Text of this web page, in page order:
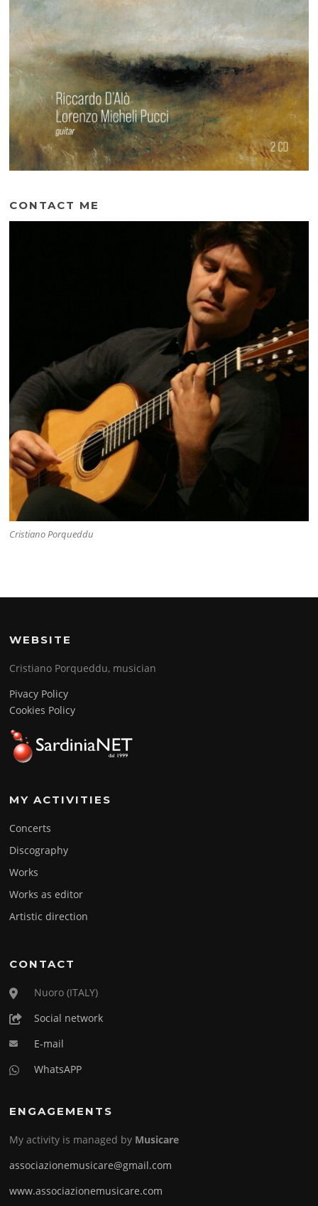
CONTACT ME
Cristiano Porqueddu
WEBSITE
Cristiano Porqueddu, musician
Pivacy Policy
Cookies Policy
MY ACTIVITIES
Concerts
Discography
Works
Works as editor
Artistic direction
CONTACT
Nuoro (ITALY)
Social network
E-mail
WhatsAPP
ENGAGEMENTS
My activity is managed by Musicare
associazionemusicare@gmail.com
www.associazionemusicare.com